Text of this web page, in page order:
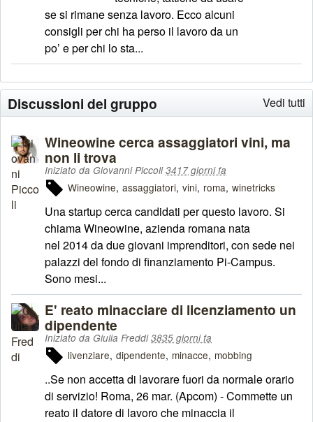
se si rimane senza lavoro. Ecco alcuni
consigli per chi ha perso il lavoro da un
po’ e per chi lo sta...
Vedi tutti
Discussioni del gruppo
Wineowine cerca assaggiatori vini, ma
non li trova
Iniziato da Giovanni Piccoli3417 giorni fa
Wineowine assaggiatori vini roma winetricks
Una startup cerca candidati per questo lavoro. Si
chiama Wineowine, azienda romana nata
nel 2014 da due giovani imprenditori, con sede nei
palazzi del fondo di finanziamento Pi-Campus.
Sono mesi...
E' reato minacciare di licenziamento un
dipendente
Iniziato da Giulia Freddi3835 giorni fa
livenziare dipendente minacce mobbing
..Se non accetta di lavorare fuori da normale orario
di servizio! Roma, 26 mar. (Apcom) - Commette un
reato il datore di lavoro che minaccia il